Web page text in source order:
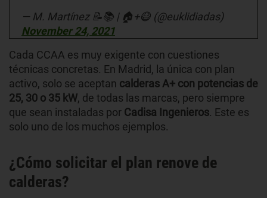
— M. Martínez 📝📚 | 🏠+😷 (@euklidiadas)
November 24, 2021
Cada CCAA es muy exigente con cuestiones
técnicas concretas. En Madrid, la única con plan
activo, solo se aceptan calderas A+ con potencias de
25, 30 o 35 kW, de todas las marcas, pero siempre
que sean instaladas por Cadisa Ingenieros. Este es
solo uno de los muchos ejemplos.
¿Cómo solicitar el plan renove de
calderas?